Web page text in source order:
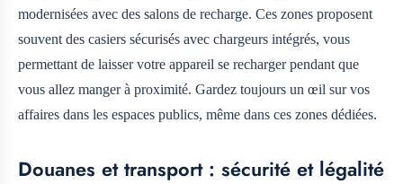
modernisées avec des salons de recharge. Ces zones proposent
souvent des casiers sécurisés avec chargeurs intégrés, vous
permettant de laisser votre appareil se recharger pendant que
vous allez manger à proximité. Gardez toujours un œil sur vos
affaires dans les espaces publics, même dans ces zones dédiées.
Douanes et transport : sécurité et légalité